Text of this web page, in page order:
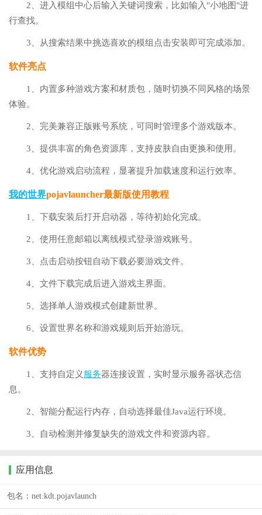
2、进入模组中心后输入关键词搜索，比如输入"小地图"进
行查找。
3、从搜索结果中挑选喜欢的模组点击安装即可完成添加。
软件亮点
1、内置多种游戏方案和材质包，随时切换不同风格的场景
体验。
2、完美兼容正版账号系统，可同时管理多个游戏版本。
3、提供丰富的角色资源库，支持皮肤自由更换和使用。
4、优化游戏启动流程，显著提升加载速度和运行效率。
我的世界pojavlauncher最新版使用教程
1、下载安装后打开启动器，等待初始化完成。
2、使用任意邮箱以离线模式登录游戏账号。
3、点击启动按钮自动下载必要游戏文件。
4、文件下载完成后进入游戏主界面。
5、选择单人游戏模式创建新世界。
6、设置世界名称和游戏规则后开始游玩。
软件优势
1、支持自定义 服务器连接设置，实时显示服务器状态信
息。
2、智能分配运行内存，自动选择最佳Java运行环境。
3、自动检测并修复缺失的游戏文件和资源内容。
应用信息
包名： net.kdt.pojavlaunch